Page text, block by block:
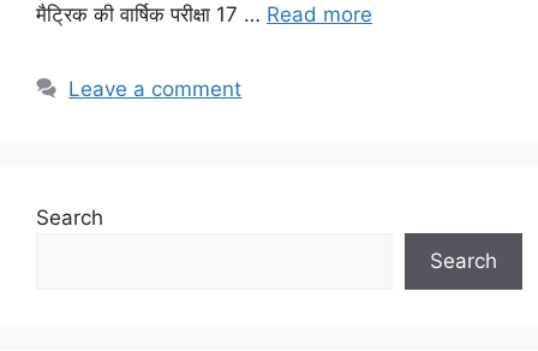
मैट्रिक की वार्षिक परीक्षा 17 … Read more
Leave a comment
Search
Search